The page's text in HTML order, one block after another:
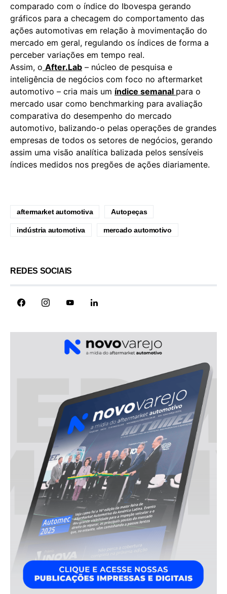
comparado com o índice do Ibovespa gerando
gráficos para a checagem do comportamento das
ações automotivas em relação à movimentação do
mercado em geral, regulando os índices de forma a
perceber variações em tempo real.
Assim, o After.Lab – núcleo de pesquisa e
inteligência de negócios com foco no aftermarket
automotivo – cria mais um índice semanal para o
mercado usar como benchmarking para avaliação
comparativa do desempenho do mercado
automotivo, balizando-o pelas operações de grandes
empresas de todos os setores de negócios, gerando
assim uma visão analítica balizada pelos sensíveis
índices medidos nos pregões de ações diariamente.
aftermarket automotiva Autopeças
indústria automotiva mercado automotivo
REDES SOCIAIS